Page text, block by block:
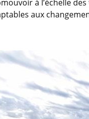
à l’échelle
aux